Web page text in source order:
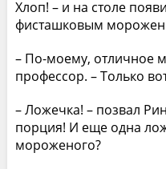
Хлоп! – и на столе
фисташковым
– По-моему, отличное
профессор. – Только
– Ложечка! – позвал
порция! И еще одна
мороженого?